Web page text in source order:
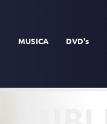
MUSICA DVD's